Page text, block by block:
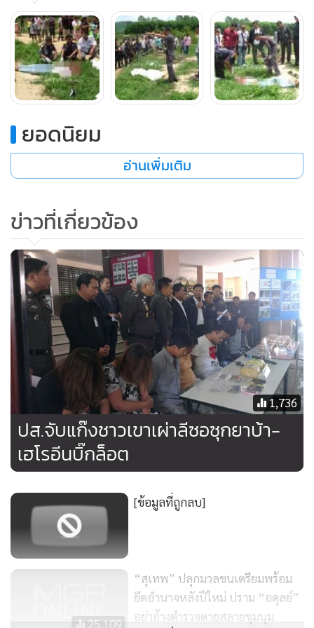
รพ.ทุ่งใหญ่แล้ว แต่เสียชีวิตในระหว่างนำส่งคือ นายไกรศรี
สุวรรณฤทธิ์ อายุ 57 ปี อยู่บ้านเลขที่ 77/5 หมู่ 9 ต.ทุ่งใหญ่
อ.ทุ่งใหญ่ จ.นครศรีธรรมราช อดีตสมาชิก อบจ.นครศรีธรรมราช
และเป็นอดีตนายก อบต.ทุ่งใหญ่ สภาพศพถูกยิงด้วยอาวุธปืน 9
มม.เข้าที่ศีรษะ และลำตัวหลายนัดด้วยกัน
ขณะที่คนงานดูดทรายซึ่งเป็นประจักษ์พยานแจ้งเจ้าหน้าที่ว่า
คนร้ายขับรถยนต์มิตซูบิชิปาเจโรสปอร์ตสีขาว ไม่ทราบทะเบียน
ขับเข้ามาจอดที่บริเวณใกล้ศาลาที่พัก จากนั้นเห็นคนร้าย 2 คนที่
ทั่วไป เดินลงจากรถถือซองสีขาวมีตราครุฑตรงเข้ามาหาผู้ตายทั้ง
2 คน ซึ่งดูเหมือนว่าจะเป็นคนรู้จักกันมาก่อน แล้วยื่นซองให้ผู้
ตาย ส่วนอีกคนเป็นคนที่ 3 ติดเครื่องยนต์นั่งรออยู่ที่ด้านคนขับ
ภายในรถ
“ขณะที่นายไกรสีห์ ก้มหน้าหยิบสิ่งของบางอย่างในกระเป๋า
คนร้ายทั้ง 2 คนเห็นสบโอกาสชักปืนพกสั้นขนาด 9 มม. ที่พก
ติดตัวมาช่วยกันยิงใส่นายไกรสีห์ และลูกน้อง โดยทั้ง 2 คนไม่มี
โอกาสได้ชักปืนยิงต่อสู้แม้แต่นัดเดียวสุดท้ายเสียชีวิตทั้งคู่ หลัง
ลงมือเสร็จคนร้ายได้ขับรถหลบหนีมาตามถนนสายในหมู่บ้าน
ก่อนจะขับขึ้นถนนสายเอเชีย มุ่งหน้าไปทาง อ.ทุ่งสง” พยานราย
นี้ระบุ
ยอดนิยม
อ่านเพิ่มเติม
ข่าวที่เกี่ยวข้อง
1,736
ปส.จับแก๊งชาวเขาเผ่าลีซอซุกยาบ้า-
เฮโรอีนบิ๊กล็อต
[ข้อมูลที่ถูกลบ]
25,109
“สุเทพ” ปลุกมวลชนเตรียมพร้อม
ยึดอำนาจหลังปีใหม่ ปราม “อดุลย์”
อย่าอ้างตำรวจตายสลายชุมนุม